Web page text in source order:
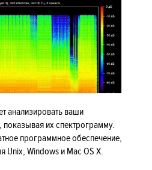
анализировать ваши
их спектрограмму.
программное обеспечение,
Unix, Windows и Mac OS X.